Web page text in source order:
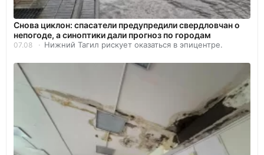
Снова циклон: спасатели предупредили свердловчан о
непогоде, а синоптики дали прогноз по городам
07.08 Нижний Тагил рискует оказаться в эпицентре.